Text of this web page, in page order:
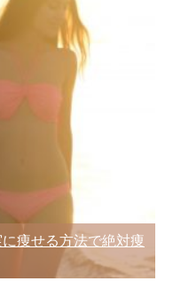
痩せる方法で絶対痩